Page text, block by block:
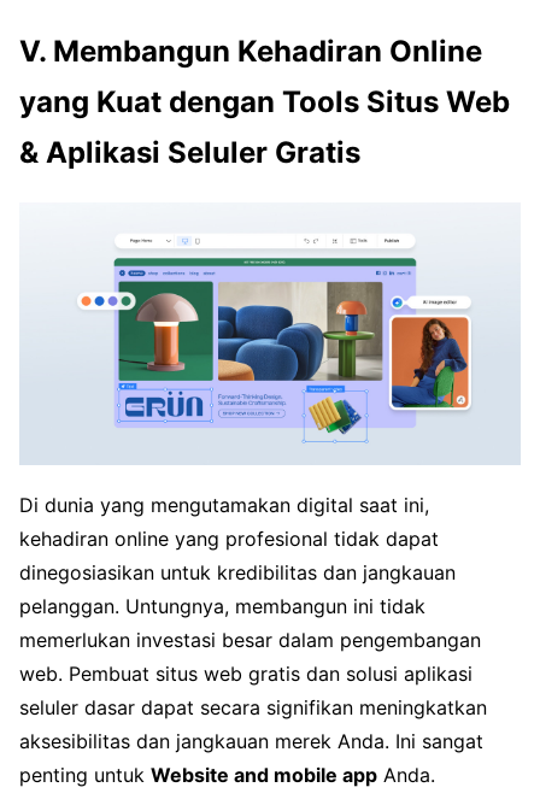
V. Membangun Kehadiran Online
yang Kuat dengan Tools Situs Web
& Aplikasi Seluler Gratis
Di dunia yang mengutamakan digital saat ini,
kehadiran online yang profesional tidak dapat
dinegosiasikan untuk kredibilitas dan jangkauan
pelanggan. Untungnya, membangun ini tidak
memerlukan investasi besar dalam pengembangan
web. Pembuat situs web gratis dan solusi aplikasi
seluler dasar dapat secara signifikan meningkatkan
aksesibilitas dan jangkauan merek Anda. Ini sangat
penting untuk Website and mobile app Anda.